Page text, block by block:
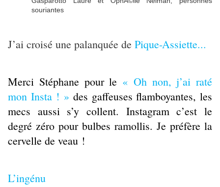
J’ai croisé une palanquée de Pique-Assiette...
Merci Stéphane pour le « Oh non, j’ai raté
mon Insta ! » des gaffeuses flamboyantes, les
mecs aussi s’y collent. Instagram c’est le
degré zéro pour bulbes ramollis. Je préfère la
cervelle de veau !
L’ingénu